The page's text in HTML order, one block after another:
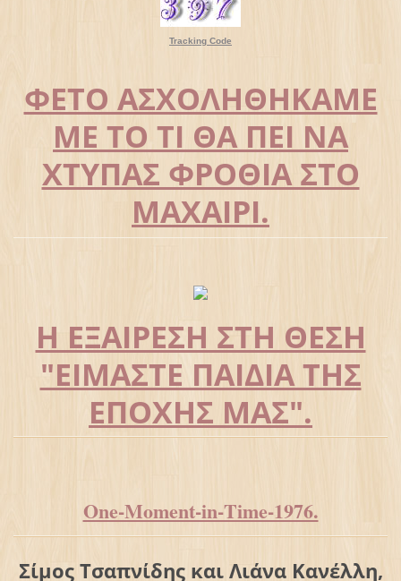
Tracking Code
ΦΕΤΟ ΑΣΧΟΛΗΘΗΚΑΜΕ
ΜΕ ΤΟ ΤΙ ΘΑ ΠΕΙ ΝΑ
ΧΤΥΠΑΣ ΦΡΟΘΙΑ ΣΤΟ
ΜΑΧΑΙΡΙ.
Η ΕΞΑΙΡΕΣΗ ΣΤΗ ΘΕΣΗ
"ΕΙΜΑΣΤΕ ΠΑΙΔΙΑ ΤΗΣ
ΕΠΟΧΗΣ ΜΑΣ".
Οne-Μoment-in-Τime-1976.
Σίμος Τσαπνίδης και Λιάνα Κανέλλη,